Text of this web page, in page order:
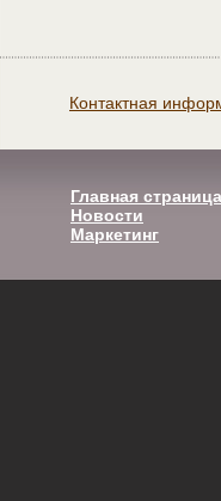
Контактная
Главная страница
Новости
Маркетинг